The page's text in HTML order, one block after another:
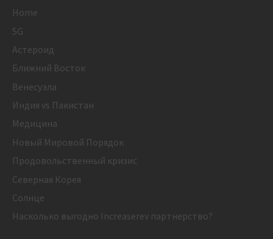
Home
5G
Астероид
Ближний Восток
Венесуэла
Индия vs Пакистан
Медицина
Новый Мировой Порядок
Продовольственный кризис
Северная Корея
Солнце
Насколько выгодно Increaserev партнерство?